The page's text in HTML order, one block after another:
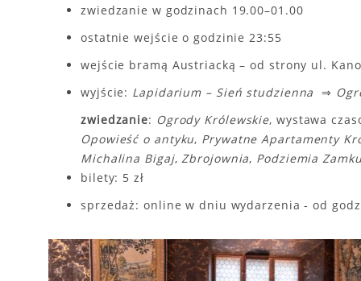
zwiedzanie w godzinach 19.00–01.00
ostatnie wejście o godzinie 23:55
wejście bramą Austriacką – od strony ul.
wyjście: Lapidarium – Sień studzienna ⇒
zwiedzanie: Ogrody Królewskie, wystawa
Opowieść o antyku, Prywatne Apartamenty
Michalina Bigaj,Zbrojownia, Podziemia
bilety: 5 zł
sprzedaż: online w dniu wydarzenia - od